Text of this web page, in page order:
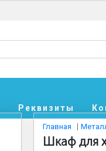
Реквизиты
Главная
Шкаф для